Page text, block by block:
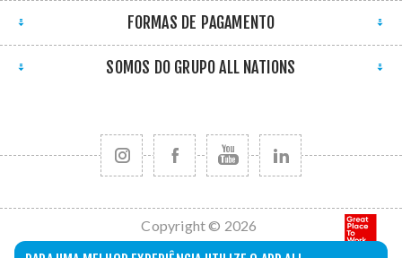
FORMAS DE PAGAMENTO
SOMOS DO GRUPO ALL NATIONS
Copyright © 2026
All Nations. Todos